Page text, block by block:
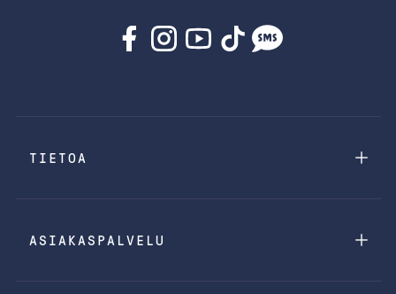
TIETOA
ASIAKASPALVELU